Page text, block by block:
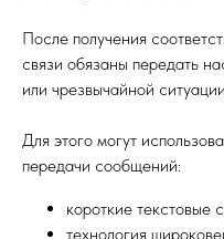
После получения
связи обязаны передать
или чрезвычайной
Для этого могут
передачи сообщений:
короткие текстовые
технология